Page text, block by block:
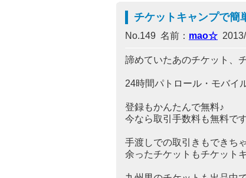
チケットキャンプで簡
No.149 名前： mao☆
諦めていたあのチケット、
24時間パトロール・モバイ
登録もかんたんで無料♪
今なら取引手数料も無料で
手渡しでの取引きもできち
余ったチケットもチケット